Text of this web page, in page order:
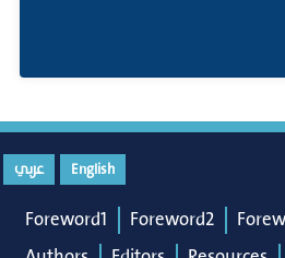
English عربي
Foreword1 Foreword2